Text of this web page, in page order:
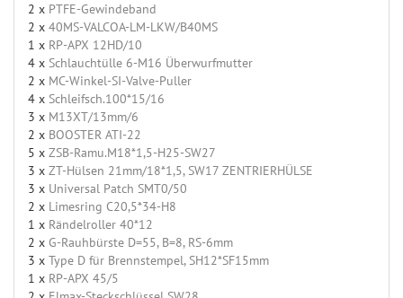
2 x PTFE-Gewindeband
2 x 40MS-VALCOA-LM-LKW/B40MS
1 x RP-APX 12HD/10
4 x Schlauchtülle 6-M16 Überwurfmutter
2 x MC-Winkel-SI-Valve-Puller
4 x Schleifsch.100*15/16
3 x M13XT/13mm/6
2 x BOOSTER ATI-22
5 x ZSB-Ramu.M18*1,5-H25-SW27
3 x ZT-Hülsen 21mm/18*1,5, SW17 ZENTRIERHÜLSE
3 x Universal Patch SMT0/50
2 x Limesring C20,5*34-H8
1 x Rändelroller 40*12
2 x G-Rauhbürste D=55, B=8, RS-6mm
3 x Type D für Brennstempel, SH12*SF15mm
1 x RP-APX 45/5